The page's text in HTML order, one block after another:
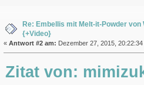
Re: Embellis mit Melt-it-Powder von
{+Video}
« Antwort #2 am: Dezember 27, 2015,
Zitat von: